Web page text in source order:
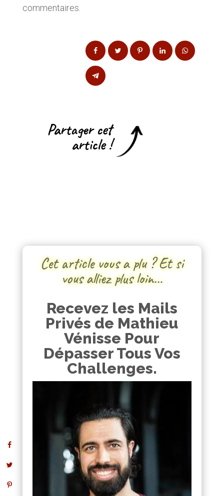
commentaires.
Partager cet
article !
Cet article vous a plu ? Et si
vous alliez plus loin…
Recevez les Mails
Privés de Mathieu
Vénisse Pour
Dépasser Tous Vos
Challenges.